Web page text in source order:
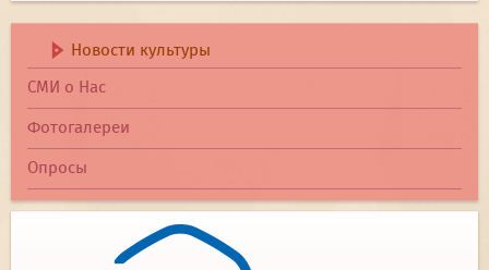
Новости культуры
СМИ о Нас
Фотогалереи
Опросы